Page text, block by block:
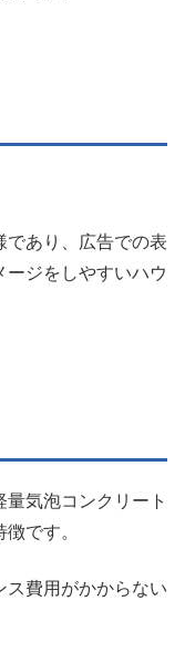
であり、広告での表
ージをしやすいハウ
気泡コンクリート
です。
ス費用がかからない